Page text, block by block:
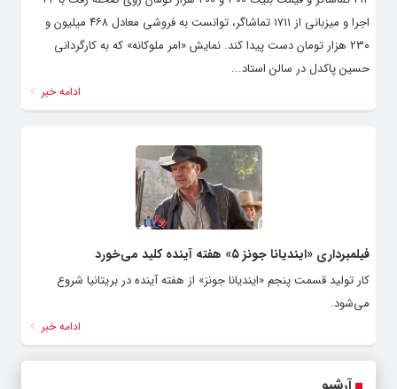
اجرا و میزبانی از ۱۷۱۱ تماشاگر، توانست به فروشی معادل ۴۶۸ میلیون و
۲۳۰ هزار تومان دست پیدا کند. نمایش «امر ملوکانه» که به کارگردانی
حسین پاکدل در سالن استاد...
ادامه خبر
فیلمبرداری «ایندیانا جونز ۵» هفته آینده کلید می‌خورد
کار تولید قسمت پنجم «ایندیانا جونز» از هفته آینده در بریتانیا شروع
می‌شود.
ادامه خبر